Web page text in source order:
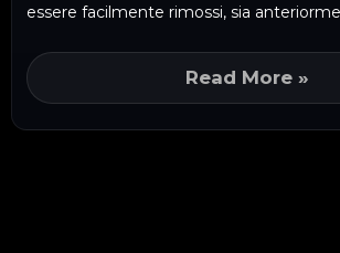
essere facilmente rimossi, sia
Read More »